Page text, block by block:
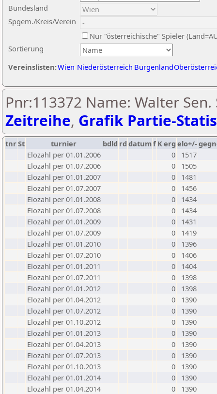
Sortierung
Bundesland
Spgem./Kreis/Verein
Nur "österreichische" Spieler
Vereinslisten:Wien Niederösterreich Burgenland
Pnr:113372 Name: Walter Sen.
Zeitreihe, Grafik Partie-
tnrSt turnier bdld rd datumf Kerg elo+/-
Elozahl per 01.01.2006
0
1517
Elozahl per 01.07.2006
0
1505
Elozahl per 01.01.2007
0
1481
Elozahl per 01.07.2007
0
1456
Elozahl per 01.01.2008
0
1434
Elozahl per 01.07.2008
0
1434
Elozahl per 01.01.2009
0
1431
Elozahl per 01.07.2009
0
1419
Elozahl per 01.01.2010
0
1396
Elozahl per 01.07.2010
0
1406
Elozahl per 01.01.2011
0
1404
Elozahl per 01.07.2011
0
1398
Elozahl per 01.01.2012
0
1398
Elozahl per 01.04.2012
0
1390
Elozahl per 01.07.2012
0
1390
Elozahl per 01.10.2012
0
1390
Elozahl per 01.01.2013
0
1390
Elozahl per 01.04.2013
0
1390
Elozahl per 01.07.2013
0
1390
Elozahl per 01.10.2013
0
1390
Elozahl per 01.01.2014
0
1390
Elozahl per 01.04.2014
0
1390